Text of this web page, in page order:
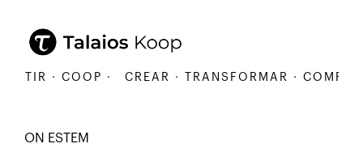
· COOP · CREAR · TRANSFORMAR · COMPARTIR
ON ESTEM